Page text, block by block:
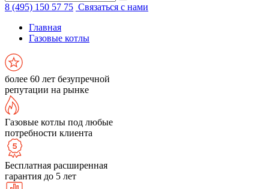
8 (495) 150 57 75 Связаться с нами
Главная
Газовые котлы
более 60 лет безупречной
репутации на рынке
Газовые котлы под любые
потребности клиента
Бесплатная расширенная
гарантия до 5 лет